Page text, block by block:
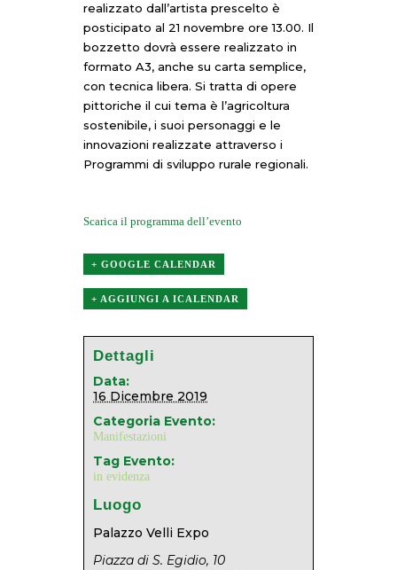
realizzato dall’artista prescelto è
posticipato al 21 novembre ore 13.00. Il
bozzetto dovrà essere realizzato in
formato A3, anche su carta semplice,
con tecnica libera. Si tratta di opere
pittoriche il cui tema è l’agricoltura
sostenibile, i suoi personaggi e le
innovazioni realizzate attraverso i
Programmi di sviluppo rurale regionali.
Scarica il programma dell’evento
+ GOOGLE CALENDAR
+ AGGIUNGI A ICALENDAR
Dettagli
Data:
16 Dicembre 2019
Categoria Evento:
Manifestazioni
Tag Evento:
in evidenza
Luogo
Palazzo Velli Expo
Piazza di S. Egidio, 10